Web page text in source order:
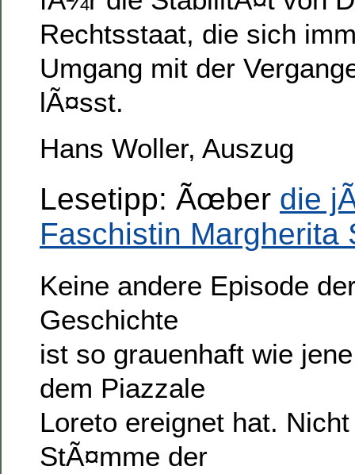
Rechtsstaat, die sich
Umgang mit der
lÃ¤sst.
Hans Woller, Auszug
Lesetipp: Ãœber die
Faschistin Margherita
Keine andere Episode
Geschichte
ist so grauenhaft wie
dem Piazzale
Loreto ereignet hat.
StÃ¤mme der